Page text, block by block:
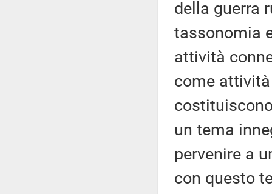
della guerra
tassonomia
attività
come
un tema
pervenire a
con questo